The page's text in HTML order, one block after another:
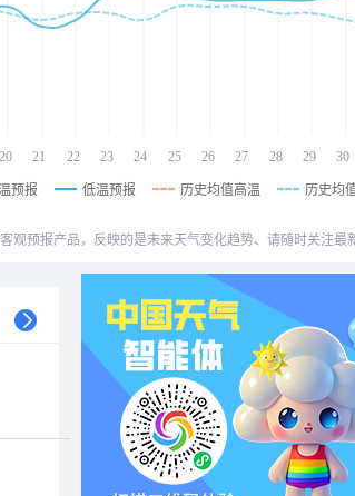
20 21 22 23 24 25 26 27 28 29 30
预报 低温预报 历史均值高温 历史均
观预报产品，反映的是未来天气变化趋势、请随时关注最